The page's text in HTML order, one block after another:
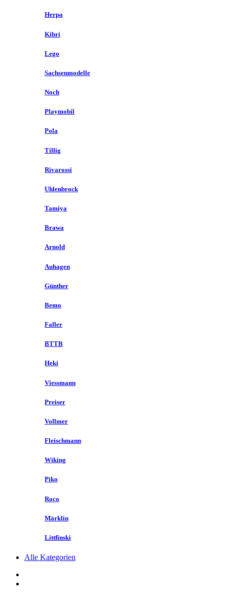
Herpa
Kibri
Lego
Sachsenmodelle
Noch
Playmobil
Pola
Tillig
Rivarossi
Uhlenbrock
Tamiya
Brawa
Arnold
Auhagen
Günther
Bemo
Faller
BTTB
Heki
Viessmann
Preiser
Vollmer
Fleischmann
Wiking
Piko
Roco
Märklin
Littfinski
Alle Kategorien